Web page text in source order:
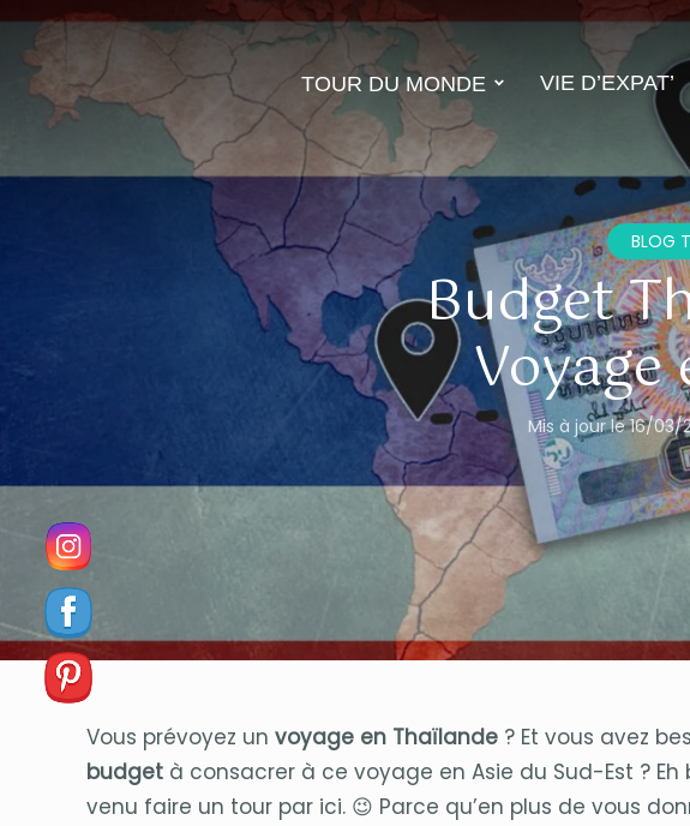
TOUR DU MONDE VIE D’EXPAT’
BLOG
Budget
Mis à jour le 16/03/
Vous prévoyez un voyage en Thaïlande ? Et vous avez
budget à consacrer à ce voyage en Asie du Sud-Est ? Eh
venu faire un tour par ici. 😉 Parce qu’en plus de vous